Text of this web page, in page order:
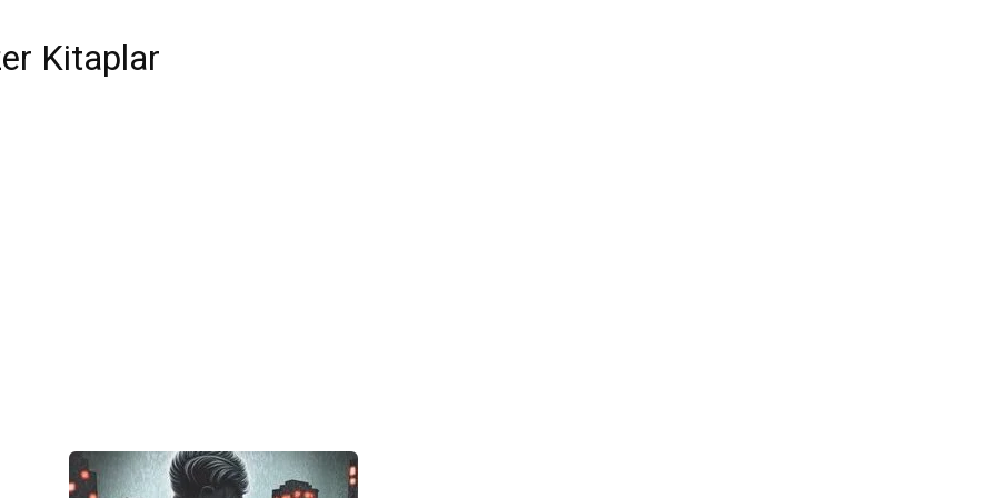
Kitaplar